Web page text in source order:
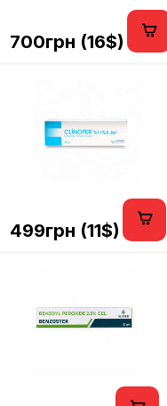
700грн (16$)
499грн (11$)